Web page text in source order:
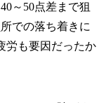
～50点差まで狙
での落ち着きに
労も要因だったか